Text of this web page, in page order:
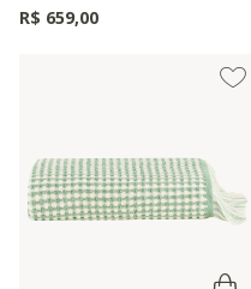
R$ 659,00